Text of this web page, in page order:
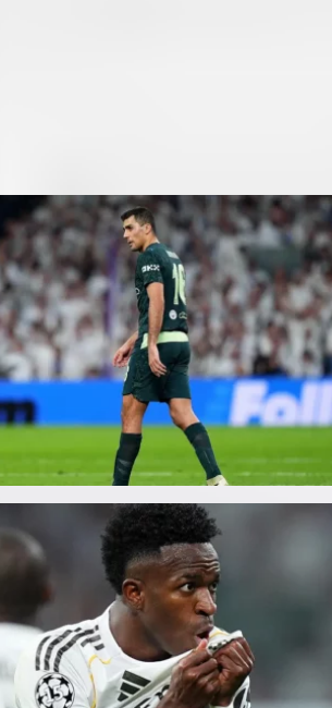
le live mercato Real Madrid
informations du 5 août
du Real Madrid, que ce soit
ou des arrivées.
Jr prolonge jusqu'en 2032 !
l'arrivée de Yan Diomandé, le Real
pour annoncer également la
Jr pour six saisons !